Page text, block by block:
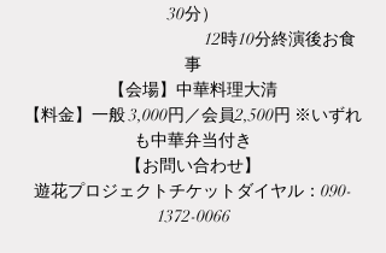
30分）
12時10分終演後お食
事
【会場】中華料理大清
【料金】一般 3,000円／会員2,500円 ※いずれ
も中華弁当付き
【お問い合わせ】
遊花プロジェクトチケットダイヤル：090-
1372-0066